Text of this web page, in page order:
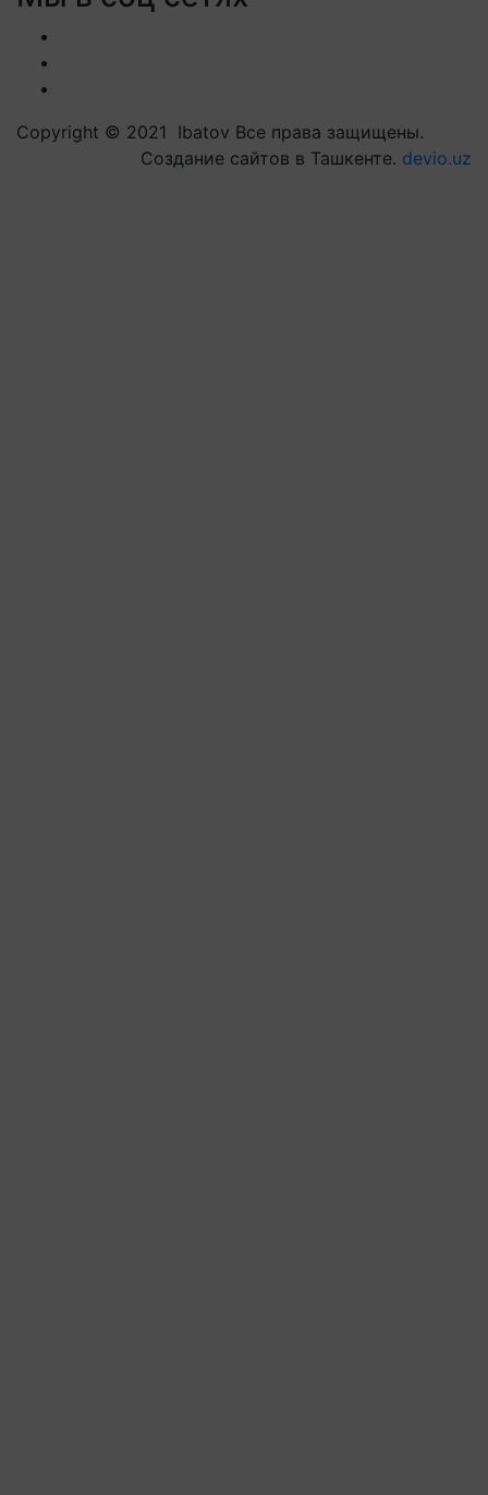
Copyright © 2021 Ibatov Все права защищены.
Создание сайтов в Ташкенте. devio.uz